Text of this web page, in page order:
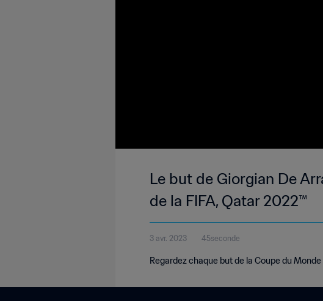
Le but de Giorgian De
de la FIFA, Qatar 2022™
3 avr. 2023 45seconde
Regardez chaque but de la Coupe du